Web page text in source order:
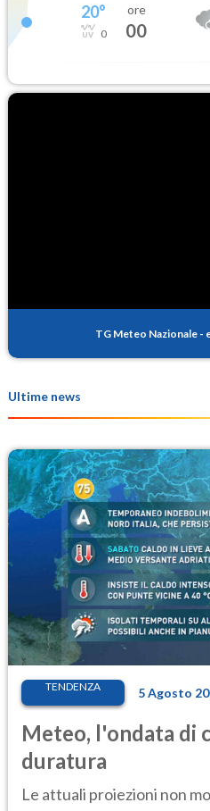
20°
0
ore
00
TG Meteo Nazionale -
Ultime news
TENDENZA 5 Agosto
Meteo, l'ondata di
duratura
Le attuali proiezioni non